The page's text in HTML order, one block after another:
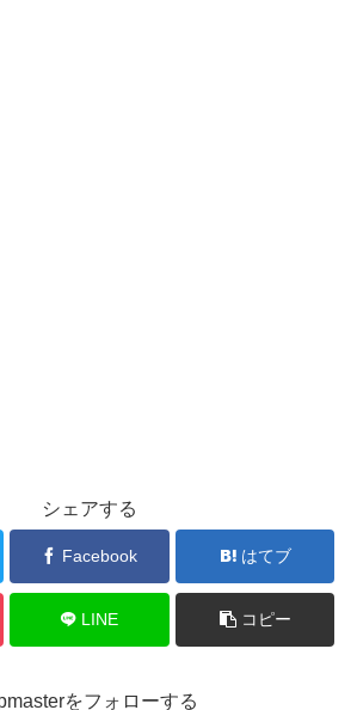
シェアする
Facebook はてブ
LINE コピー
をフォローする